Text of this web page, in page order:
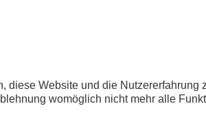
diese Website und die Nutzererfahrung
womöglich nicht mehr alle